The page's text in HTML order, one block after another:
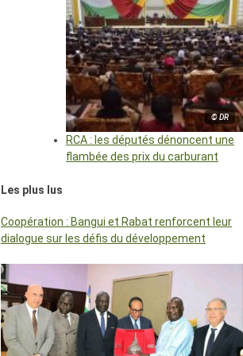
© DR
RCA : les députés dénoncent une
flambée des prix du carburant
Les plus lus
Coopération : Bangui et Rabat renforcent leur
dialogue sur les défis du développement